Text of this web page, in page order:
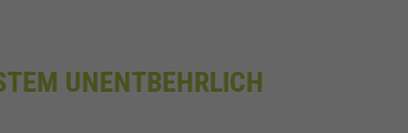
UNENTBEHRLICH